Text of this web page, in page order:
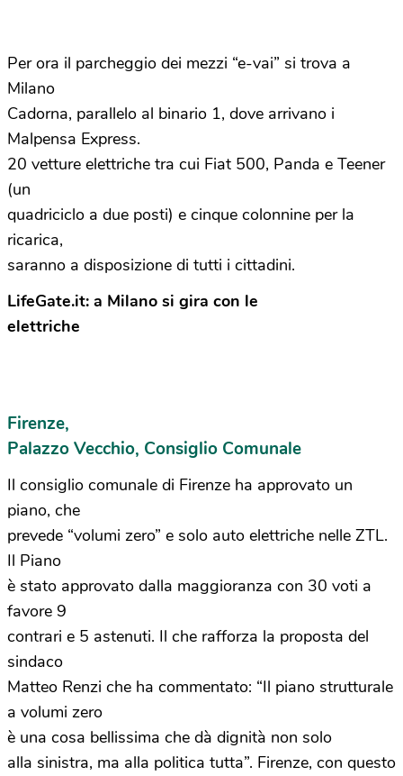
Per ora il parcheggio dei mezzi “e-vai” si trova a
Milano
Cadorna, parallelo al binario 1, dove arrivano i
Malpensa Express.
20 vetture elettriche tra cui Fiat 500, Panda e Teener
(un
quadriciclo a due posti) e cinque colonnine per la
ricarica,
saranno a disposizione di tutti i cittadini.
LifeGate.it: a Milano si gira con le
elettriche
Firenze,
Palazzo Vecchio, Consiglio Comunale
Il consiglio comunale di Firenze ha approvato un
piano, che
prevede “volumi zero” e solo auto elettriche nelle ZTL.
Il Piano
è stato approvato dalla maggioranza con 30 voti a
favore 9
contrari e 5 astenuti. Il che rafforza la proposta del
sindaco
Matteo Renzi che ha commentato: “Il piano strutturale
a volumi zero
è una cosa bellissima che dà dignità non solo
alla sinistra, ma alla politica tutta”. Firenze, con questo